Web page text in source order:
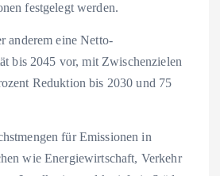
festgelegt werden.
anderem eine Netto-
bis 2045 vor, mit Zwischenzielen
Reduktion bis 2030 und 75
für Emissionen in
wie Energiewirtschaft, Verkehr